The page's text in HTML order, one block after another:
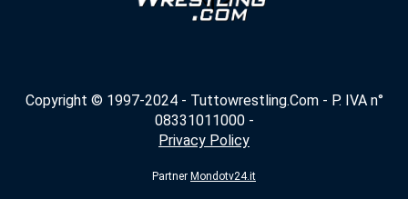
Copyright © 1997-2024 - Tuttowrestling.Com - P. IVA n°
08331011000 -
Privacy Policy
Partner Mondotv24.it